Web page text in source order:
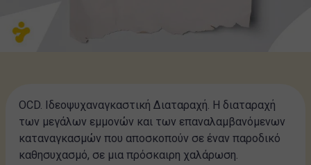
OCD. Ιδεοψυχαναγκαστική Διαταραχή. Η διαταραχή
των μεγάλων εμμονών και των επαναλαμβανόμενων
καταναγκασμών που αποσκοπούν σε έναν παροδικό
καθησυχασμό, σε μια πρόσκαιρη χαλάρωση.